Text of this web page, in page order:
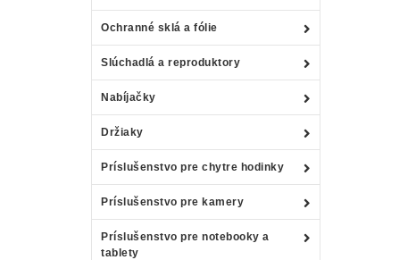
Ochranné sklá a fólie
Slúchadlá a reproduktory
Nabíjačky
Držiaky
Príslušenstvo pre chytre hodinky
Príslušenstvo pre kamery
Príslušenstvo pre notebooky a
tablety